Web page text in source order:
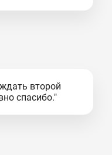
второй
спасибо."